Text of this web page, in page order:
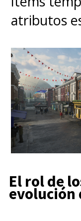
atributos
El rol de
evolución